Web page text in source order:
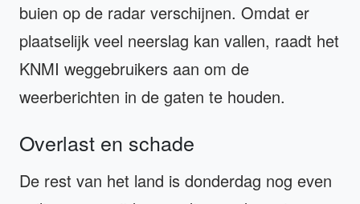
buien op de radar verschijnen. Omdat er
plaatselijk veel neerslag kan vallen, raadt het
KNMI weggebruikers aan om de
weerberichten in de gaten te houden.
Overlast en schade
De rest van het land is donderdag nog even